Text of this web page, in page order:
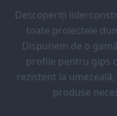
Descoperiți
toate proiectele
Dispunem de o
profile pentru gips
rezistent la
produse